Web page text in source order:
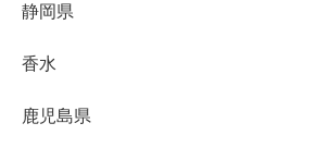
静岡県
香水
鹿児島県